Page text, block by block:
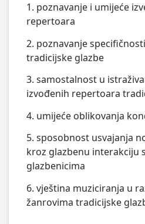
1. poznavanje i umijeće
repertoara
2. poznavanje
tradicijske glazbe
3. samostalnost u
izvođenih repertoara
4. umijeće oblikovanja
5. sposobnost usvajanja
kroz glazbenu interakciju
glazbenicima
6. vještina muziciranja u
žanrovima tradicijske